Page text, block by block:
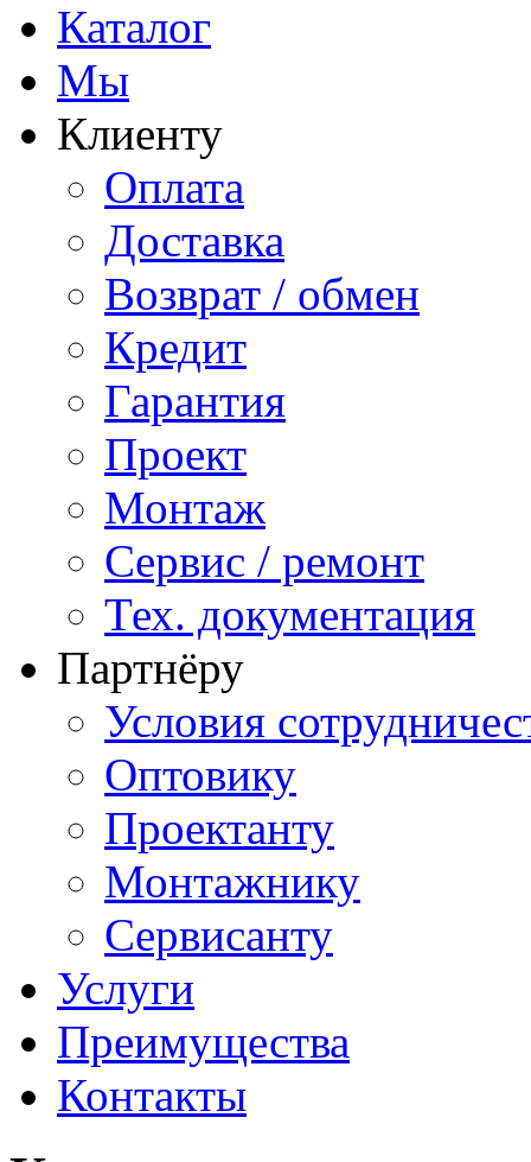
Каталог
Мы
Клиенту
Оплата
Доставка
Возврат / обмен
Кредит
Гарантия
Проект
Монтаж
Сервис / ремонт
Тех. документация
Партнёру
Условия
Оптовику
Проектанту
Монтажнику
Сервисанту
Услуги
Преимущества
Контакты